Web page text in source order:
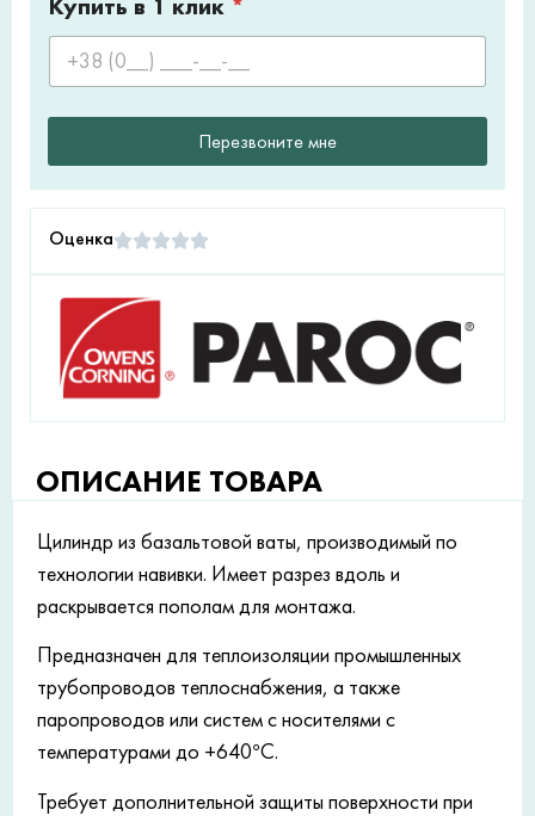
Купить в 1 клик *
Перезвоните мне
Оценка
ОПИСАНИЕ ТОВАРА
Цилиндр из базальтовой ваты, производимый по
технологии навивки. Имеет разрез вдоль и
раскрывается пополам для монтажа.
Предназначен для теплоизоляции промышленных
трубопроводов теплоснабжения, а также
паропроводов или систем с носителями с
температурами до +640°С.
Требует дополнительной защиты поверхности при